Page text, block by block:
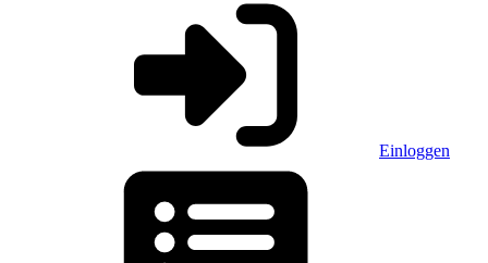
Einloggen